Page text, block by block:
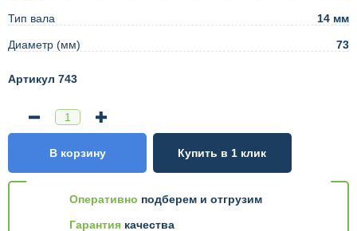
Тип вала 14 мм
Диаметр (мм) 73
Артикул 743
Оперативно подберем и отгрузим
Гарантия качества
В корзину Купить в 1 клик